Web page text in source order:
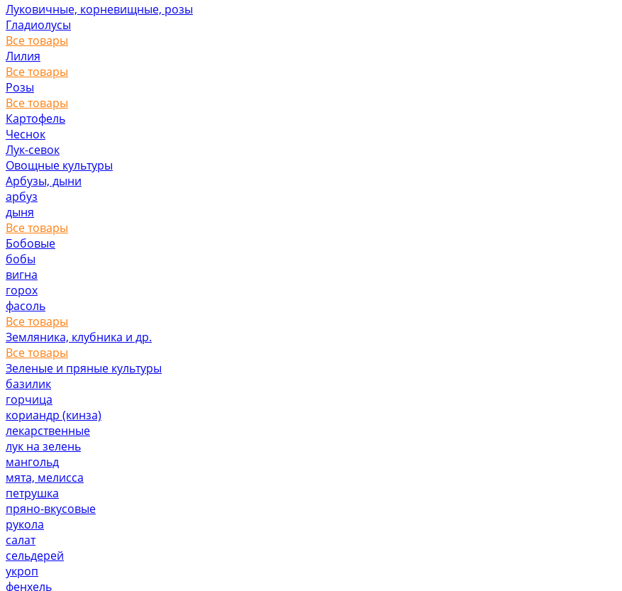
Луковичные, корневищные, розы
Гладиолусы
Все товары
Лилия
Все товары
Розы
Все товары
Картофель
Чеснок
Лук-севок
Овощные культуры
Арбузы, дыни
арбуз
дыня
Все товары
Бобовые
бобы
вигна
горох
фасоль
Все товары
Земляника, клубника и др.
Все товары
Зеленые и пряные культуры
базилик
горчица
кориандр (кинза)
лекарственные
лук на зелень
мангольд
мята, мелисса
петрушка
пряно-вкусовые
рукола
салат
сельдерей
укроп
фенхель